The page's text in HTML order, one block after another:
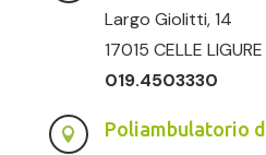
Largo Giolitti, 14
17015 CELLE
019.4503330
 Poliambulatorio